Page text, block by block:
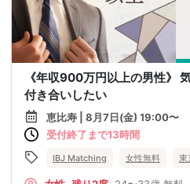
《年収900万円以上の男性》
付き合いしたい
恵比寿 | 8月7日(金) 19:00〜
受付終了まで13時間
IBJ Matching 女性無料 東